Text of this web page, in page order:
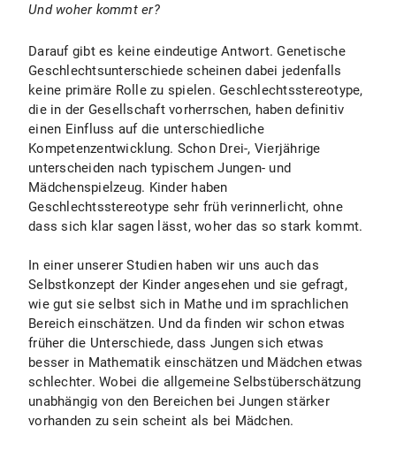
Und woher kommt er?
Darauf gibt es keine eindeutige Antwort. Genetische
Geschlechtsunterschiede scheinen dabei jedenfalls
keine primäre Rolle zu spielen. Geschlechtsstereotype,
die in der Gesellschaft vorherrschen, haben definitiv
einen Einfluss auf die unterschiedliche
Kompetenzentwicklung. Schon Drei-, Vierjährige
unterscheiden nach typischem Jungen- und
Mädchenspielzeug. Kinder haben
Geschlechtsstereotype sehr früh verinnerlicht, ohne
dass sich klar sagen lässt, woher das so stark kommt.
In einer unserer Studien haben wir uns auch das
Selbstkonzept der Kinder angesehen und sie gefragt,
wie gut sie selbst sich in Mathe und im sprachlichen
Bereich einschätzen. Und da finden wir schon etwas
früher die Unterschiede, dass Jungen sich etwas
besser in Mathematik einschätzen und Mädchen etwas
schlechter. Wobei die allgemeine Selbstüberschätzung
unabhängig von den Bereichen bei Jungen stärker
vorhanden zu sein scheint als bei Mädchen.